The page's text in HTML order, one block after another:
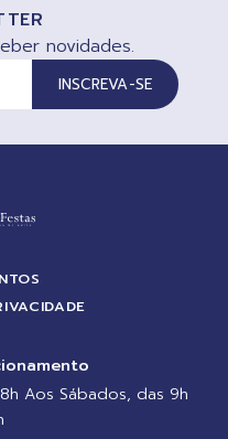
novidades.
INSCREVA-SE
Aos Sábados, das 9h